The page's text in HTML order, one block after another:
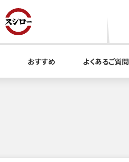
おすすめ よくあるご質問